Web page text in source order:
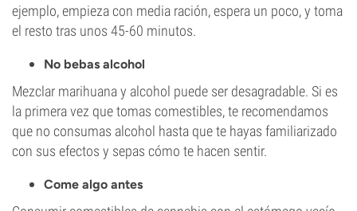
ejemplo, empieza con media ración, espera un poco, y toma
el resto tras unos 45-60 minutos.
No bebas alcohol
Mezclar marihuana y alcohol puede ser desagradable. Si es
la primera vez que tomas comestibles, te recomendamos
que no consumas alcohol hasta que te hayas familiarizado
con sus efectos y sepas cómo te hacen sentir.
Come algo antes